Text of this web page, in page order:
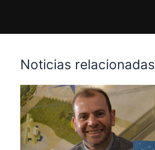
Noticias relacionadas